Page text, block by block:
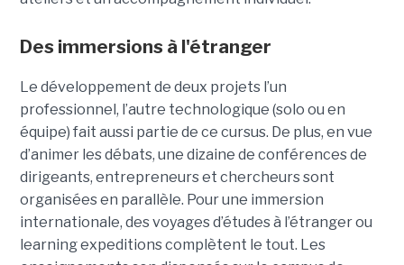
Des immersions à l'étranger
Le développement de deux projets l’un
professionnel, l’autre technologique (solo ou en
équipe) fait aussi partie de ce cursus. De plus, en vue
d’animer les débats, une dizaine de conférences de
dirigeants, entrepreneurs et chercheurs sont
organisées en parallèle. Pour une immersion
internationale, des voyages d’études à l’étranger ou
learning expeditions complètent le tout. Les